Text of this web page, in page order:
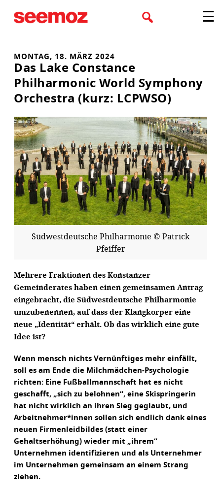
Inhalt
☰
MONTAG, 18. MÄRZ 2024
Das Lake Constance
Philharmonic World Symphony
Orchestra (kurz: LCPWSO)
Südwestdeutsche Philharmonie © Patrick
Pfeiffer
Mehrere Fraktionen des Konstanzer
Gemeinderates haben einen gemeinsamen Antrag
eingebracht, die Südwestdeutsche Philharmonie
umzubenennen, auf dass der Klangkörper eine
neue „Identität“ erhält. Ob das wirklich eine gute
Idee ist?
Wenn mensch nichts Vernünftiges mehr einfällt,
soll es am Ende die Milchmädchen-Psychologie
richten: Eine Fußballmannschaft hat es nicht
geschafft, „sich zu belohnen“, eine Skispringerin
hat nicht wirklich an ihren Sieg geglaubt, und
Arbeitnehmer*innen sollen sich endlich dank eines
neuen Firmenleidbildes (statt einer
Gehaltserhöhung) wieder mit „ihrem“
Unternehmen identifizieren und als Unternehmer
im Unternehmen gemeinsam an einem Strang
ziehen.